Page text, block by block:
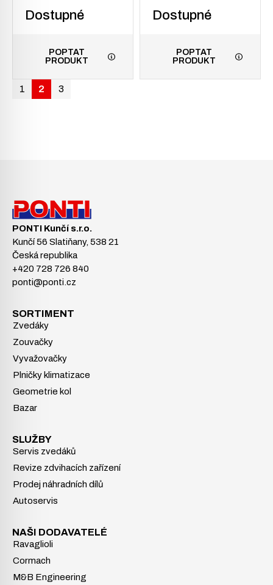
Dostupné
POPTAT
PRODUKT
Dostupné
POPTAT
PRODUKT
1 2 3
PONTI Kunčí s.r.o.
Kunčí 56 Slatiňany, 538 21
Česká republika
+420 728 726 840
ponti@ponti.cz
SORTIMENT
Zvedáky
Zouvačky
Vyvažovačky
Plničky klimatizace
Geometrie kol
Bazar
SLUŽBY
Servis zvedáků
Revize zdvihacích zařízení
Prodej náhradních dílů
Autoservis
NAŠI DODAVATELÉ
Ravaglioli
Cormach
M&B Engineering